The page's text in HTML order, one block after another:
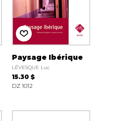
Paysage Ibérique
LÉVESQUE Luc
15.30 $
DZ 1012